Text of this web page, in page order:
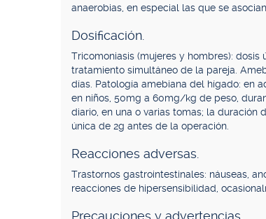
anaerobias, en especial las que se
Dosificación.
Tricomoniasis (mujeres y hombres):
tratamiento simultáneo de la pareja.
días. Patología amebiana del hígado: en
en niños, 50mg a 60mg/kg de peso,
diario, en una o varias tomas; la duración
única de 2g antes de la operación.
Reacciones adversas.
Trastornos gastrointestinales: náuseas,
reacciones de hipersensibilidad,
Precauciones y advertencias.